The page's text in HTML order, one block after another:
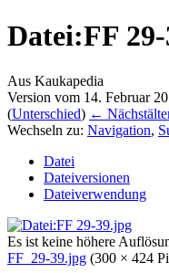
Datei:FF
Aus Kaukapedia
Version vom 14. Februar
(Unterschied) ←
Wechseln zu: Navigation,
Datei
Dateiversionen
Dateiverwendung
Es ist keine höhere
FF_29-39.jpg (300 × 424